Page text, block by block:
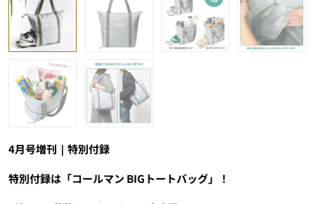
4月号増刊｜特別付録
特別付録は「コールマン BIGトートバッグ」！